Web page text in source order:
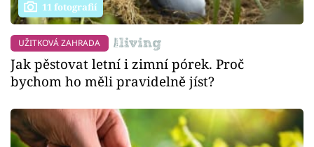
11 fotografií
UŽITKOVÁ ZAHRADA
Jak pěstovat letní i zimní pórek. Proč
bychom ho měli pravidelně jíst?